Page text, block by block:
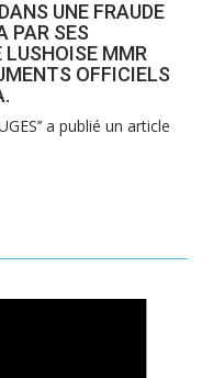
UNE FRAUDE
PAR SES
LUSHOISE MMR
OFFICIELS
a publié un article